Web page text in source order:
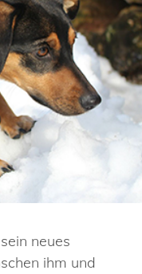
neues
ihm und